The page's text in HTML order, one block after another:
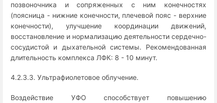
позвоночника и сопряженных с ним конечностях
(поясница - нижние конечности, плечевой пояс - верхние
конечности), улучшение координации движений,
восстановление и нормализацию деятельности сердечно-
сосудистой и дыхательной системы. Рекомендованная
длительность комплекса ЛФК: 8 - 10 минут.
4.2.3.3. Ультрафиолетовое облучение.
Воздействие УФО способствует повышению